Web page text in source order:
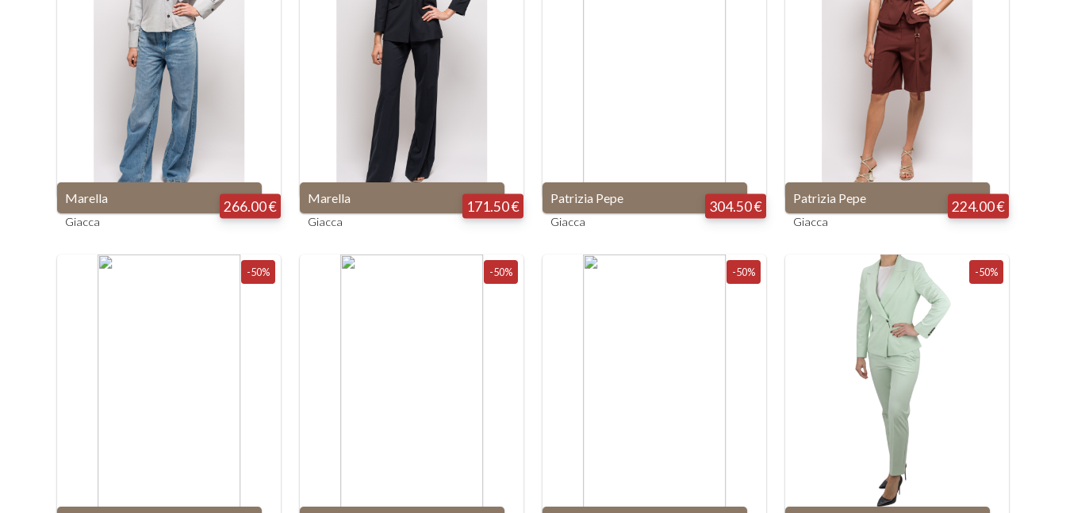
Marella
Giacca
266.00 €
Marella
Giacca
171.50 €
Patrizia Pepe
Giacca
304.50 €
Patrizia Pepe
Giacca
224.00 €
-50% -50% -50% -50%